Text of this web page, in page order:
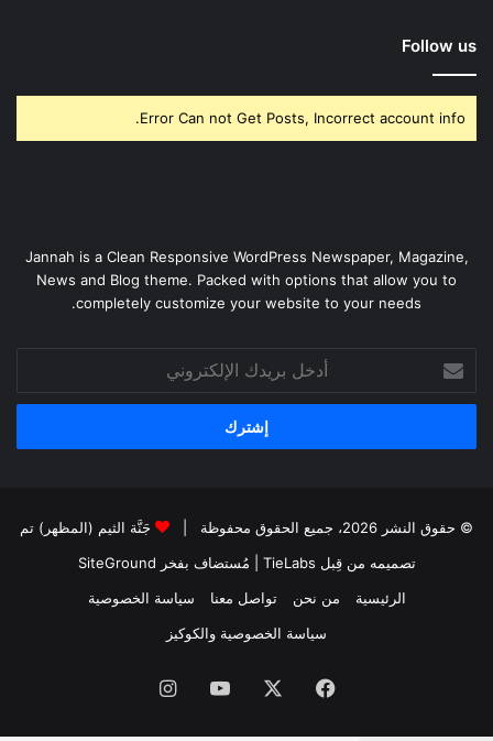
Follow us
Error Can not Get Posts, Incorrect account info.
Jannah is a Clean Responsive WordPress Newspaper, Magazine,
News and Blog theme. Packed with options that allow you to
completely customize your website to your needs.
بريدك
© حقوق النشر 2026، جميع الحقوق محفوظة |
جَنَّة الثيم (المظهر) تم
تصميمه من قِبل TieLabs
| مُستضاف بفخر SiteGround
الرئيسية
من نحن تواصل معنا
سياسة الخصوصية
سياسة الخصوصية والكوكيز
فيسبوك ‫YouTubeانستقرام